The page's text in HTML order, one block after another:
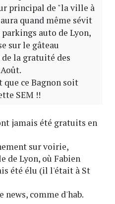
principal de "la ville à
quand même sévit
parkings auto de Lyon,
sur le gâteau
la gratuité des
que ce Bagnon soit
SEM !!
jamais été gratuits en
sur voirie,
de Lyon, où Fabien
été élu (il l'était à St
news, comme d'hab.